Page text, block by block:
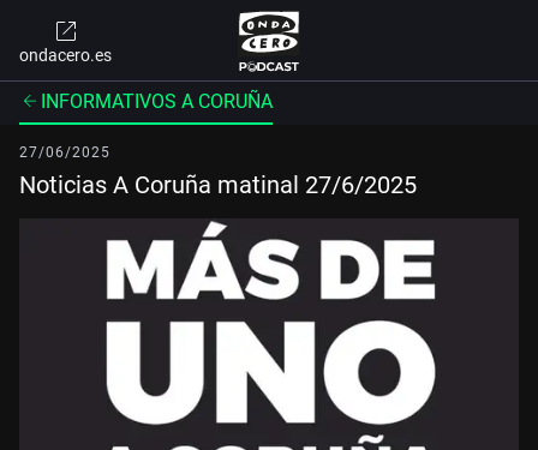
ondacero.es
INFORMATIVOS A CORUÑA
27/06/2025
Noticias A Coruña matinal 27/6/2025